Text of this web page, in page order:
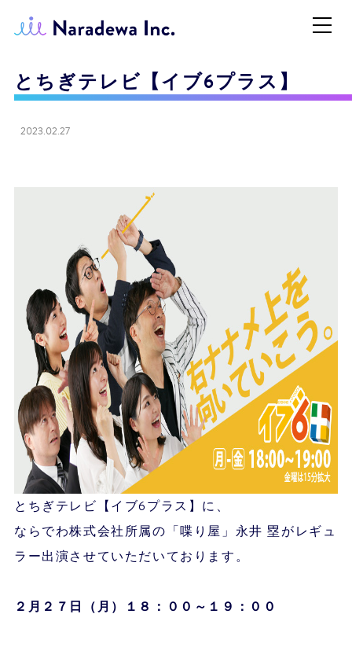
とちぎテレビ【イブ6プラス】
2023.02.27
とちぎテレビ【イブ6プラス】に、
ならでわ株式会社所属の「喋り屋」永井 塁がレギュ
ラー出演させていただいております。
２月２７ 日（月）１８：００～１９：００